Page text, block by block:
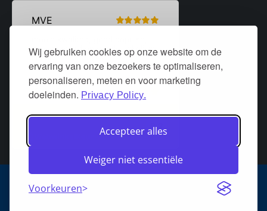
Wij gebruiken cookies op onze website om de
ervaring van onze bezoekers te optimaliseren,
personaliseren, meten en voor marketing
doeleinden. Privacy Policy.
Accepteer alles
Weiger niet essentiële
Voorkeuren
Algemene voorwaarden Over DeurStijl Projecten